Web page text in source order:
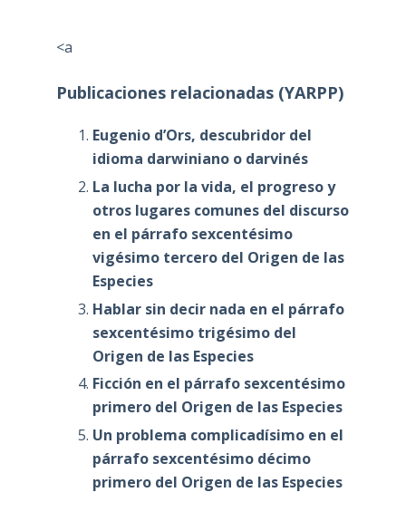
<a
Publicaciones relacionadas (YARPP)
Eugenio d’Ors, descubridor del
idioma darwiniano o darvinés
La lucha por la vida, el progreso y
otros lugares comunes del discurso
en el párrafo sexcentésimo
vigésimo tercero del Origen de las
Especies
Hablar sin decir nada en el párrafo
sexcentésimo trigésimo del
Origen de las Especies
Ficción en el párrafo sexcentésimo
primero del Origen de las Especies
Un problema complicadísimo en el
párrafo sexcentésimo décimo
primero del Origen de las Especies